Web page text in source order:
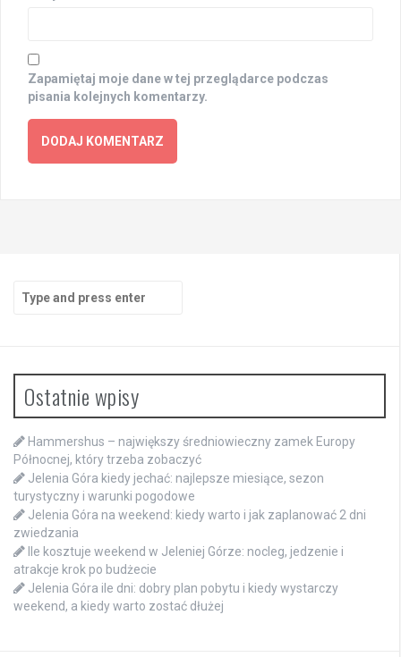
Zapamiętaj moje dane w tej przeglądarce podczas
pisania kolejnych komentarzy.
for:
Ostatnie wpisy
Hammershus – największy średniowieczny zamek Europy
Północnej, który trzeba zobaczyć
Jelenia Góra kiedy jechać: najlepsze miesiące, sezon
turystyczny i warunki pogodowe
Jelenia Góra na weekend: kiedy warto i jak zaplanować 2 dni
zwiedzania
Ile kosztuje weekend w Jeleniej Górze: nocleg, jedzenie i
atrakcje krok po budżecie
Jelenia Góra ile dni: dobry plan pobytu i kiedy wystarczy
weekend, a kiedy warto zostać dłużej